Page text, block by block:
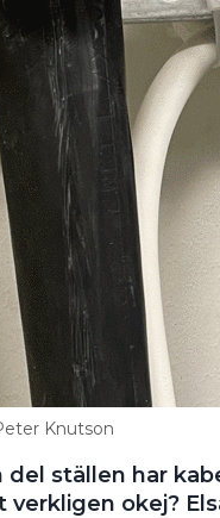
Knutson
del ställen har
verkligen okej?